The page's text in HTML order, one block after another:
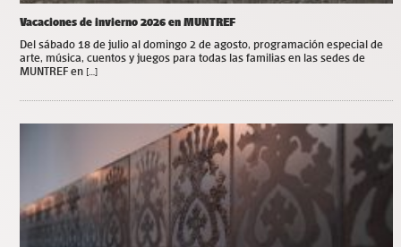
Vacaciones de invierno 2026 en MUNTREF
Del sábado 18 de julio al domingo 2 de agosto, programación especial de
arte, música, cuentos y juegos para todas las familias en las sedes de
MUNTREF en […]